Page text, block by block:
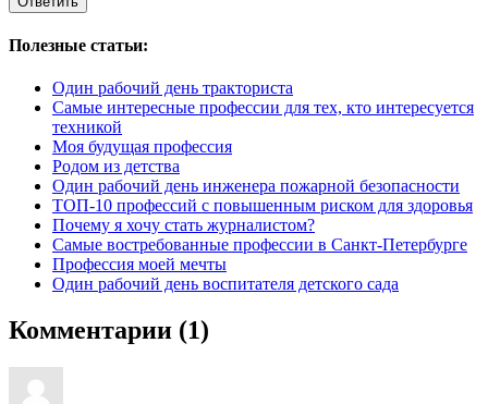
Полезные статьи:
Один рабочий день тракториста
Самые интересные профессии для тех, кто интересуется
техникой
Моя будущая профессия
Родом из детства
Один рабочий день инженера пожарной безопасности
ТОП-10 профессий с повышенным риском для здоровья
Почему я хочу стать журналистом?
Самые востребованные профессии в Санкт-Петербурге
Профессия моей мечты
Один рабочий день воспитателя детского сада
Комментарии (1)